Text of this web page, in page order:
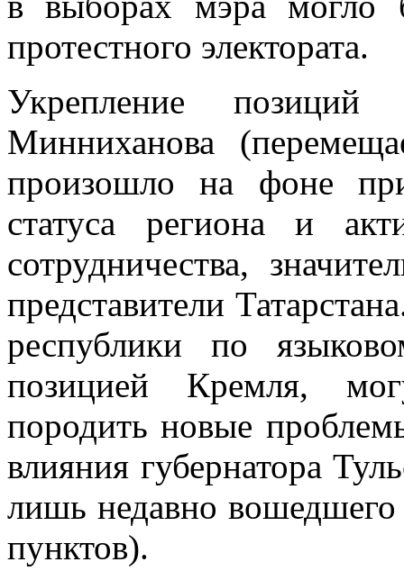
протестного электората.
Укрепление позиций
Минниханова
произошло на фоне
статуса региона и
сотрудничества,
представители
республики по
позицией Кремля,
породить новые
влияния губернатора
лишь недавно
пунктов).